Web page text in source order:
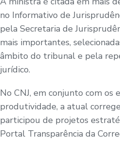
no Informativo de
pela Secretaria de
mais importantes,
âmbito do tribunal e pela
jurídico.
No CNJ, em conjunto com os
produtividade, a atual
participou de projetos
Portal Transparência da